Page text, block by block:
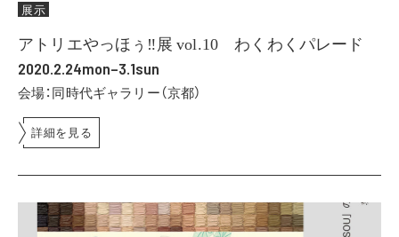
展示
アトリエやっほぅ‼︎展 vol.10 わくわくパレード
2020.2.24mon–3.1sun
会場：同時代ギャラリー（京都）
詳細を見る